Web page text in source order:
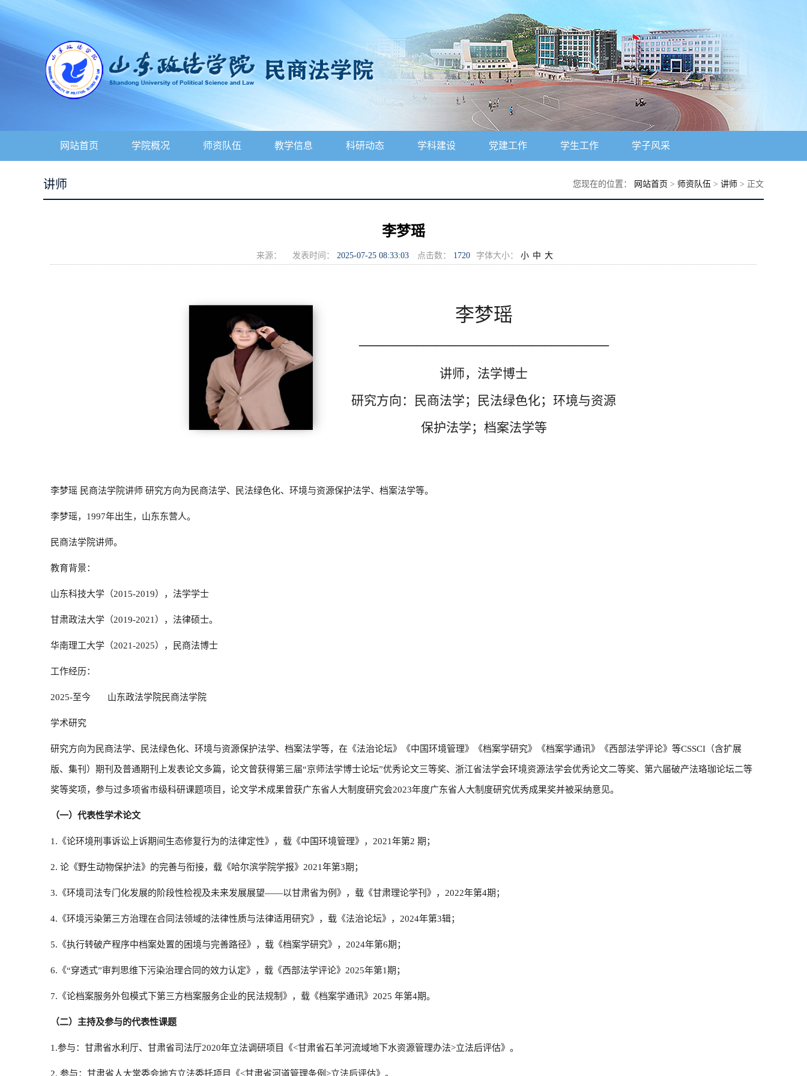
网站首页 学院概况 师资队伍 教学信息 科研动态 学科建设 党建工作 学生工作 学子风采
讲师 您现在的位置： 网站首页 > 师资队伍 > 讲师 > 正文
李梦瑶
来源： 发表时间： 2025-07-25 08:33:03 点击数： 1720 字体大小： 小 中 大
李梦瑶
—————————————
讲师，法学博士
研究方向：民商法学；民法绿色化；环境与资源
保护法学；档案法学等
李梦瑶 民商法学院讲师 研究方向为民商法学、民法绿色化、环境与资源保护法学、档案法学等。
李梦瑶， 1997年出生，山东东营人。
民商法学院讲师。
教育背景：
山东科技大学（2015-2019），法学学士
甘肃政法大学（2019-2021），法律硕士。
华南理工大学（2021-2025），民商法博士
工作经历：
2025-至今 山东政法学院民商法学院
学术研究
研究方向为民商法学、民法绿色化、环境与资源保护法学、档案法学等，在《法治论坛》《中国环境管理》《档案学研究》《档案学通讯》《西部法学评论》等CSSCI（含扩展
版、集刊）期刊及普通期刊上发表论文多篇，论文曾获得第三届“京师法学博士论坛”优秀论文三等奖、浙江省法学会环境资源法学会优秀论文二等奖、第六届破产法珞珈论坛二等
奖等奖项，参与过多项省市级科研课题项目，论文学术成果曾获广东省人大制度研究会2023年度广东省人大制度研究优秀成果奖并被采纳意见。
（一）代表性学术论文
1. 《论环境刑事诉讼上诉期间生态修复行为的法律定性》 ，载 《中国环境管理》 ， 2021年第2 期 ；
2. 论《野生动物保护法》的完善与衔接，载 《哈尔滨学院学报》 2021年第3期 ；
3. 《环境司法专门化发展的阶段性检视及未来发展展望——以甘肃省为例》 ，载 《甘肃理论学刊》 ， 2022年第4期 ；
4. 《环境污染第三方治理在合同法领域的法律性质与法律适用研究》 ，载 《法治论坛》 ， 2024年第3辑；
5. 《执行转破产程序中档案处置的困境与完善路径》 ，载 《档案学研究》 ， 2024年第6期 ；
6. 《“穿透式”审判思维下污染治理合同的效力认定》 ，载 《西部法学评论》 2025年第1期 ；
7. 《论档案服务外包模式下第三方档案服务企业的民法规制》 ，载 《档案学通讯》 2025 年第4期。
（二）主持及参与的代表性课题
1.参与：甘肃省水利厅、甘肃省司法厅2020年立法调研项目《<甘肃省石羊河流域地下水资源管理办法>立法后评估》。
2. 参与：甘肃省人大常委会地方立法委托项目《<甘肃省河道管理条例>立法后评估》。